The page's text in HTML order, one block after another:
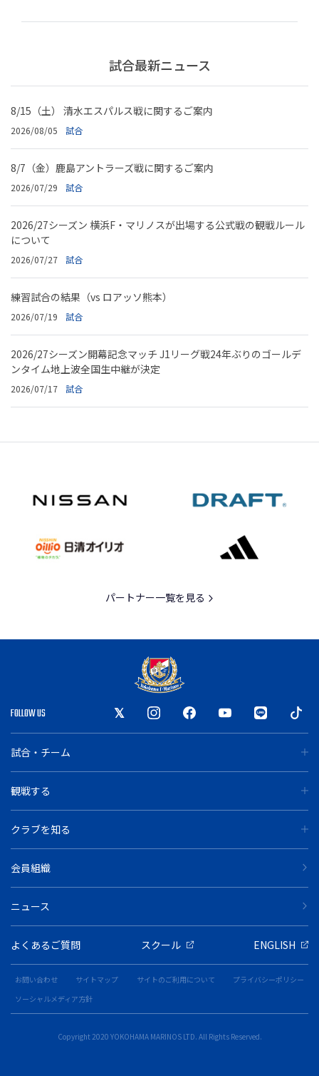
試合最新ニュース
8/15（土） 清水エスパルス戦に関するご案内
2026/08/05 試合
8/7（金）鹿島アントラーズ戦に関するご案内
2026/07/29 試合
2026/27シーズン 横浜F・マリノスが出場する公式戦の観戦ルール
について
2026/07/27 試合
練習試合の結果（vs ロアッソ熊本）
2026/07/19 試合
2026/27シーズン開幕記念マッチ J1リーグ戦24年ぶりのゴールデ
ンタイム地上波全国生中継が決定
2026/07/17 試合
パートナー一覧を見る
FOLLOW US
試合・チーム
観戦する
クラブを知る
会員組織
ニュース
よくあるご質問 スクール ENGLISH
お問い合わせ サイトマップ サイトのご利用について
プライバシーポリシー
ソーシャルメディア方針
Copyright 2020 YOKOHAMA MARINOS LTD. All Rights Reserved.